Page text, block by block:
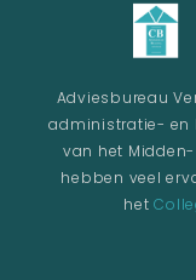
Adviesbureau
administratie- en
van het
hebben veel
het